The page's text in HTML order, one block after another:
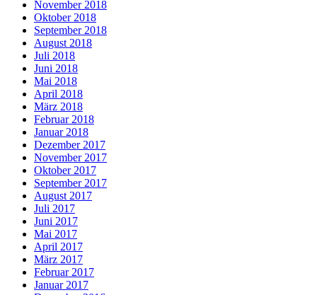
November 2018
Oktober 2018
September 2018
August 2018
Juli 2018
Juni 2018
Mai 2018
April 2018
März 2018
Februar 2018
Januar 2018
Dezember 2017
November 2017
Oktober 2017
September 2017
August 2017
Juli 2017
Juni 2017
Mai 2017
April 2017
März 2017
Februar 2017
Januar 2017